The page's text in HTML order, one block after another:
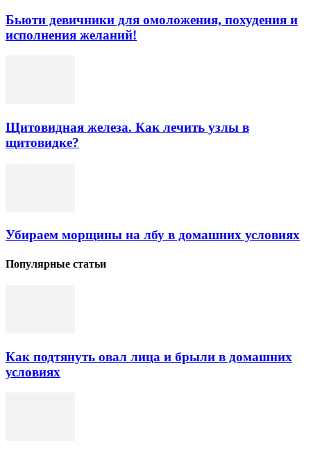
Бьюти девичники для омоложения, похудения и
исполнения желаний!
Щитовидная железа. Как лечить узлы в
щитовидке?
Убираем морщины на лбу в домашних условиях
Популярные статьи
Как подтянуть овал лица и брыли в домашних
условиях